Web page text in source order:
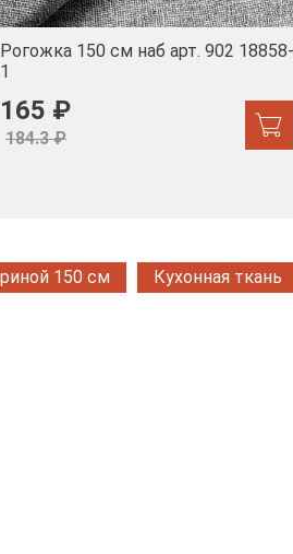
Рогожка 150 см наб арт. 902 18858-
1
165 ₽
184.3 ₽
150 см Кухонная ткань